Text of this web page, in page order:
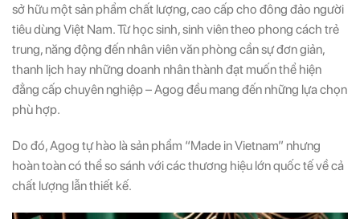
sở hữu một sản phẩm chất lượng, cao cấp cho đông đảo người
tiêu dùng Việt Nam. Từ học sinh, sinh viên theo phong cách trẻ
trung, năng động đến nhân viên văn phòng cần sự đơn giản,
thanh lịch hay những doanh nhân thành đạt muốn thể hiện
đẳng cấp chuyên nghiệp – Agog đều mang đến những lựa chọn
phù hợp.
Do đó, Agog tự hào là sản phẩm “Made in Vietnam” nhưng
hoàn toàn có thể so sánh với các thương hiệu lớn quốc tế về cả
chất lượng lẫn thiết kế.